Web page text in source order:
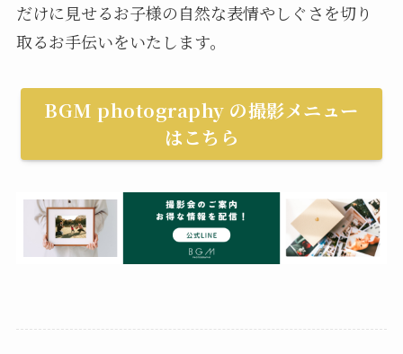
だけに見せるお子様の自然な表情やしぐさを切り
取るお手伝いをいたします。
BGM photography の撮影メニュー
はこちら